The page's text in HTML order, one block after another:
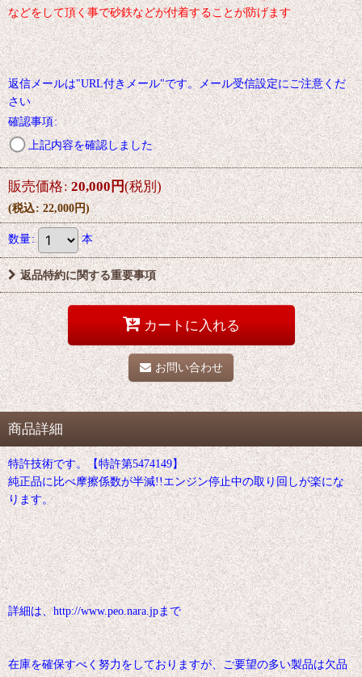
などをして頂く事で砂鉄などが付着することが防げます
返信メールは"URL付きメール"です。メール受信設定にご注意くだ
さい
確認事項:
上記内容を確認しました
販売価格: 20,000円(税別)
(税込: 22,000円)
数量: 本
返品特約に関する重要事項
カートに入れる
お問い合わせ
商品詳細
特許技術です。【特許第5474149】
純正品に比べ摩擦係数が半減!!エンジン停止中の取り回しが楽にな
ります。
詳細は、http://www.peo.nara.jpまで
在庫を確保すべく努力をしておりますが、ご要望の多い製品は欠品